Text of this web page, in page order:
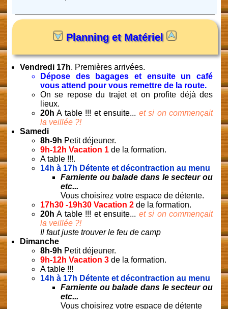
Planning et Matériel
Vendredi 17h. Premières arrivées.
Dépose des bagages et ensuite un café
vous attend pour vous remettre de la route.
On se repose du trajet et on profite déjà des
lieux.
20h A table !!! et ensuite... et si on commençait
la veillée ?!
Samedi
8h-9h Petit déjeuner.
9h-12h Vacation 1de la formation.
A table !!!.
14h à 17h Détente et décontraction au menu
Farniente ou balade dans le secteur ou
etc...
Vous choisirez votre espace de détente.
17h30 -19h30 Vacation 2de la formation.
20h A table !!! et ensuite... et si on commençait
la veillée ?!
Il faut juste trouver le feu de camp
Dimanche
8h-9h Petit déjeuner.
9h-12h Vacation 3de la formation.
A table !!!
14h à 17h Détente et décontraction au menu
Farniente ou balade dans le secteur ou
etc...
Vous choisirez votre espace de détente